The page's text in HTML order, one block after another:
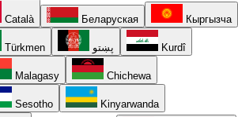
Català Беларуская Кыргызча
Türkmen پښتو Kurdî
Malagasy Chichewa
Sesotho Kinyarwanda